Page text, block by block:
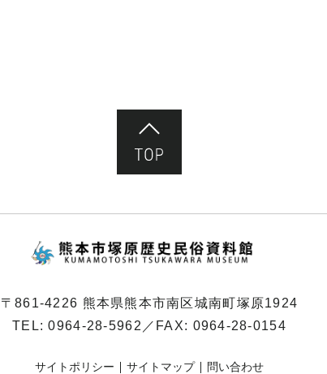
〒861-4226 熊本県熊本市南区城南町塚原1924
TEL:0964-28-5962 ／FAX: 0964-28-0154
サイトポリシー サイトマップ 問い合わせ